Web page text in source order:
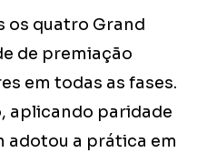
os quatro Grand
de premiação
em todas as fases.
aplicando paridade
adotou a prática em